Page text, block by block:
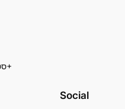
סטארטאפ למציאת עבודה לבני 30+
Social